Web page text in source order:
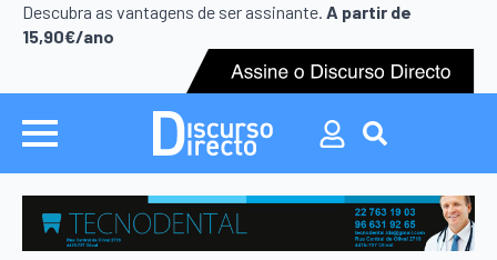
Descubra as vantagens de ser assinante. A partir de
15,90€/ano
Search
for:
Search